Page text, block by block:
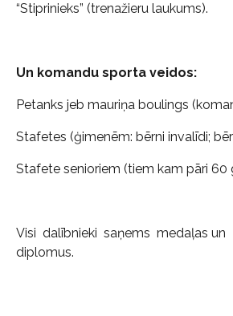
“Stiprinieks” (trenažieru laukums).
Un komandu sporta veidos:
Petanks jeb mauriņa boulings
Stafetes (ģimenēm: bērni invalīdi;
Stafete senioriem (tiem kam pāri 60
Visi dalībnieki saņems medaļas un